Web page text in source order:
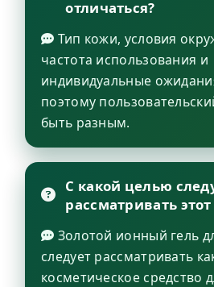
отличаться?
Тип кожи, условия
частота использования и
индивидуальные
поэтому
быть разным.
С какой целью
рассматривать
Золотой ионный гель
следует рассматривать
косметическое средство